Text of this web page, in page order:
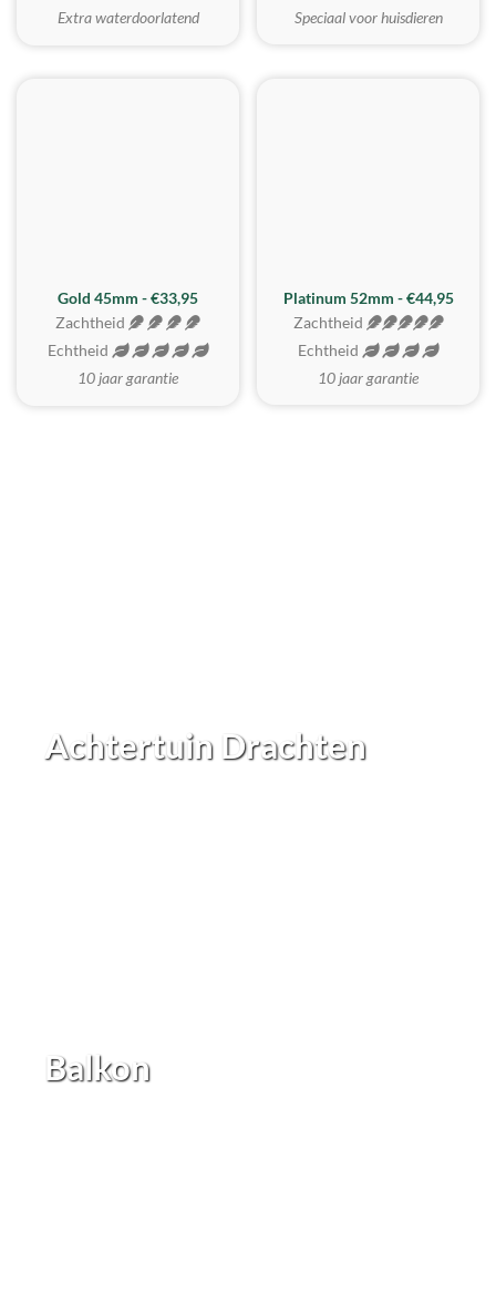
Extra waterdoorlatend
Speciaal voor huisdieren
REALISTISCH
Gold 45mm - €33,95
Zachtheid
Echtheid
10 jaar garantie
ZACHTSTE
Platinum 52mm - €44,95
Zachtheid
Echtheid
10 jaar garantie
Achtertuin Drachten
Balkon